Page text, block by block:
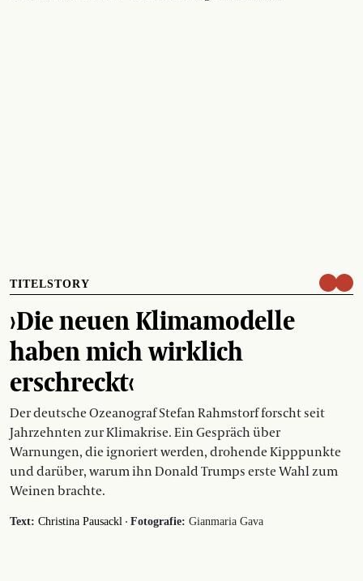
TITELSTORY
›Die neuen Klimamodelle
haben mich wirklich
erschreckt‹
Der deutsche Ozeanograf Stefan Rahmstorf forscht seit
Jahrzehnten zur Klimakrise. Ein Gespräch über
Warnungen, die ignoriert werden, drohende Kipppunkte
und darüber, warum ihn Donald Trumps erste Wahl zum
Weinen brachte.
Text: Christina Pausackl · Fotografie: Gianmaria Gava